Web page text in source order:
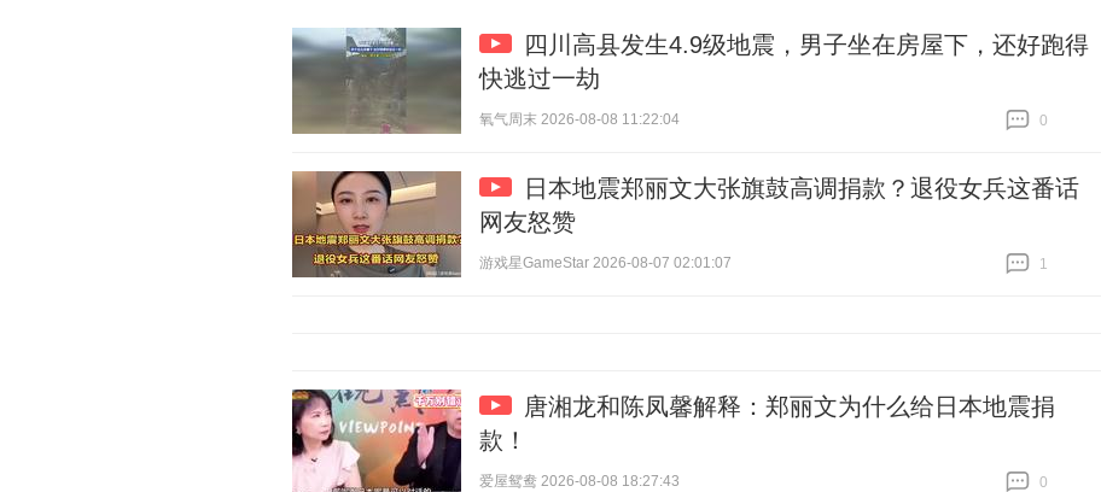
四川高县发生4.9级地震，男子坐在房屋下，还好跑得
快逃过一劫
氧气周末 2026-08-08 11:22:04
0
日本地震郑丽文大张旗鼓高调捐款？退役女兵这番话
网友怒赞
游戏星GameStar 2026-08-07 02:01:07
1
唐湘龙和陈凤馨解释：郑丽文为什么给日本地震捐
款！
爱屋鸳鸯 2026-08-08 18:27:43
0